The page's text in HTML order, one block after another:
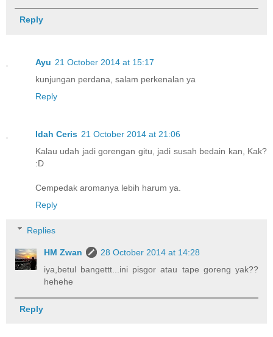
Reply
Ayu 21 October 2014 at 15:17
kunjungan perdana, salam perkenalan ya
Reply
Idah Ceris 21 October 2014 at 21:06
Kalau udah jadi gorengan gitu, jadi susah bedain kan, Kak?
:D
Cempedak aromanya lebih harum ya.
Reply
Replies
HM Zwan
28 October 2014 at 14:28
iya,betul bangettt...ini pisgor atau tape goreng yak??
hehehe
Reply